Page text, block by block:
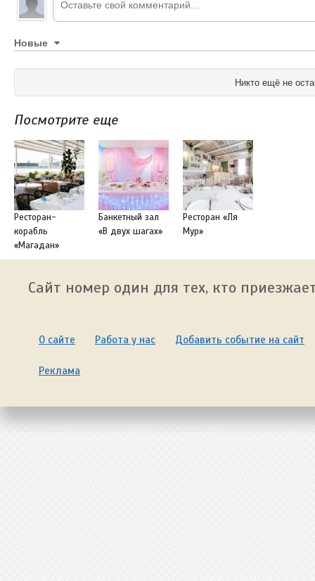
Новые
Никто ещё не
Посмотрите еще
Ресторан-
корабль
«Магадан»
Банкетный зал
«В двух шагах»
Ресторан «Ля
Мур»
Сайт номер один для тех, кто
О сайте Работа у нас Добавить событие на сайт
Реклама